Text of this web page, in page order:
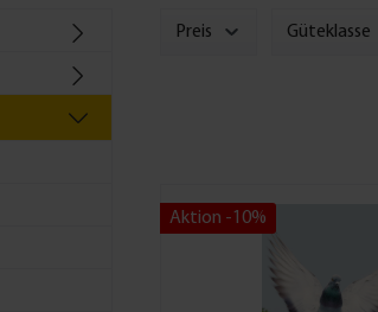
Preis Güteklasse
Aktion -10%